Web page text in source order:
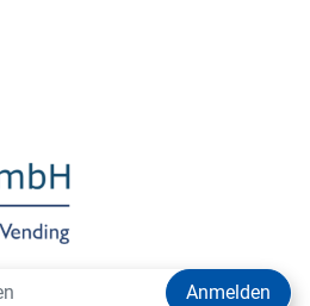
Anmelden